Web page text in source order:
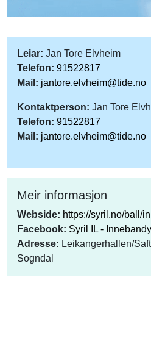
Leiar: Jan Tore Elvheim
Telefon: 91522817
Mail: jantore.elvheim@tide.no
Kontaktperson: Jan Tore
Telefon: 91522817
Mail: jantore.elvheim@tide.no
Meir informasjon
Webside: https://syril.no/ball/
Facebook: Syril IL - Innebandy
Adresse: Leikangerhallen/
Sogndal